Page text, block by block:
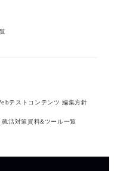
テストコンテンツ 編集方針
就活対策資料&ツール一覧